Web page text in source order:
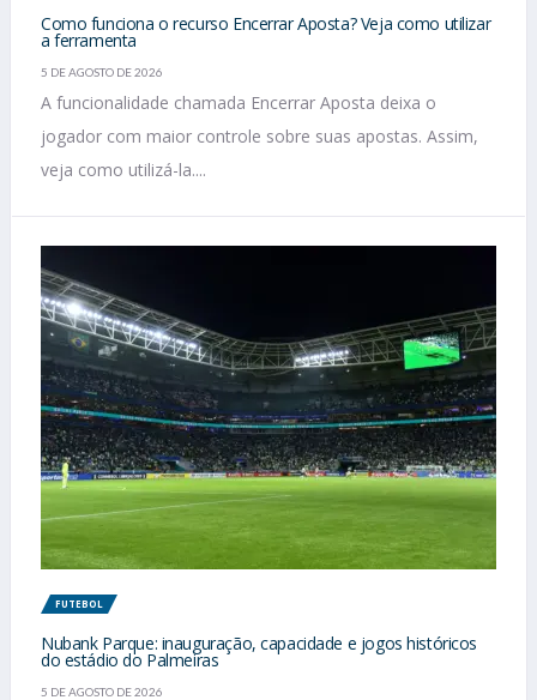
Como funciona o recurso Encerrar Aposta? Veja como utilizar
a ferramenta
5 DE AGOSTO DE 2026
A funcionalidade chamada Encerrar Aposta deixa o
jogador com maior controle sobre suas apostas. Assim,
veja como utilizá-la....
FUTEBOL
Nubank Parque: inauguração, capacidade e jogos históricos
do estádio do Palmeiras
5 DE AGOSTO DE 2026